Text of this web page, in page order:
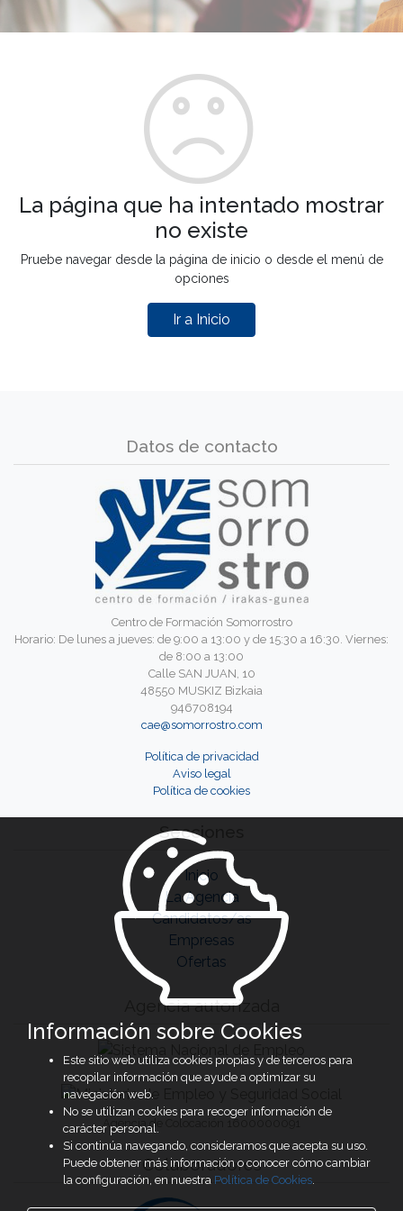
La página que ha intentado mostrar
no existe
Pruebe navegar desde la página de inicio o desde el menú de
opciones
Ir a Inicio
Datos de contacto
Centro de Formación Somorrostro
Horario: De lunes a jueves: de 9:00 a 13:00 y de 15:30 a 16:30. Viernes:
de 8:00 a 13:00
Calle SAN JUAN, 10
48550 MUSKIZ Bizkaia
946708194
cae@somorrostro.com
Política de privacidad
Aviso legal
Política de cookies
Secciones
Inicio
La Agencia
Candidatos/as
Empresas
Ofertas
Agencia autorizada
Agencia de Colocación 1600000091
Colaboradores
Información sobre Cookies
Este sitio web utiliza cookies propias y de terceros para
recopilar información que ayude a optimizar su
navegación web.
No se utilizan cookies para recoger información de
carácter personal.
Si continúa navegando, consideramos que acepta su uso.
Puede obtener más información o conocer cómo cambiar
la configuración, en nuestra Política de Cookies.